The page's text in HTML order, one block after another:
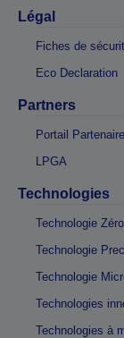
Légal
Fiches de
Eco Declaration
Partners
Portail
LPGA
Technologies
Technologie
Technologie
Technologie
Technologies
Technologies à